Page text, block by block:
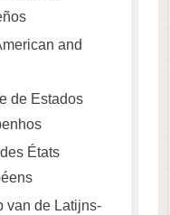
and
de Estados
États
van de Latijns-